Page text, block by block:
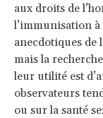
aux droits de
l’immunisation
anecdotiques de
mais la
leur utilité est
observateurs
ou sur la santé